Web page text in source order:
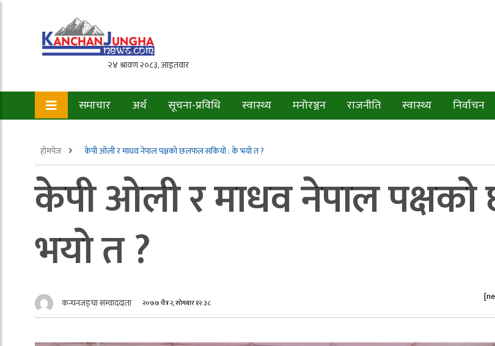
समाचार अर्थ सूचना-प्रविधि स्वास्थ्य मनोरञ्जन राजनीति स्वास्थ्य निर्वाचन
होमपेज केपी ओली र माधव नेपाल पक्षको छलफल सकियो : के भयो त ?
केपी ओली र माधव नेपाल
भयो त ?
कन्चनजङ्घा सम्वाददाता २०७७ चैत्र २, सोमबार १२:३८